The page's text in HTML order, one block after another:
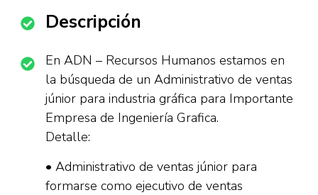
Descripción
En ADN – Recursos Humanos estamos en
la búsqueda de un Administrativo de ventas
júnior para industria gráfica para Importante
Empresa de Ingeniería Grafica.
Detalle:
• Administrativo de ventas júnior para
formarse como ejecutivo de ventas